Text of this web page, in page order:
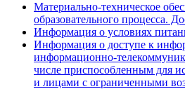
Материально-техническое
образовательного процесса.
Информация о условиях
Информация о доступе к
информационно-
числе приспособленным для
и лицами с ограниченными